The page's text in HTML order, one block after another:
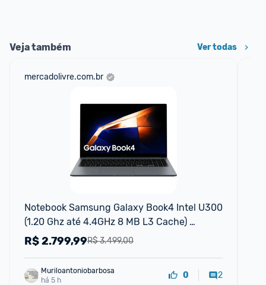
Veja também Ver todas
mercadolivre.com.br
Notebook Samsung Galaxy Book4 Intel U300
(1.20 Ghz até 4.4GHz 8 MB L3 Cache)
Windows 11 Home 8GB 256GB SSD UHD
R$ 3.499,00
R$2.799,99
Muriloantoniobarbosa
há 5 h
0 2